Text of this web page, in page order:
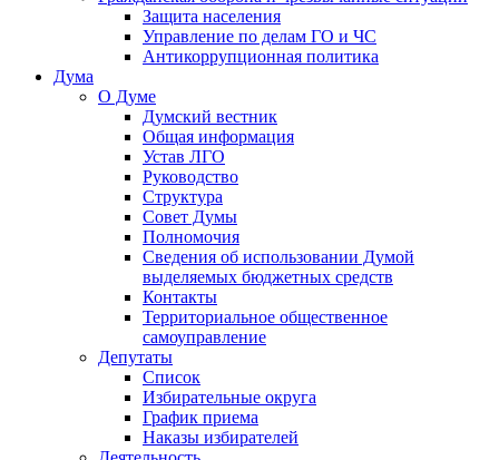
Защита населения
Управление по делам ГО и ЧС
Антикоррупционная политика
Дума
О Думе
Думский вестник
Общая информация
Устав ЛГО
Руководство
Структура
Совет Думы
Полномочия
Сведения об использовании Думой
выделяемых бюджетных средств
Контакты
Территориальное общественное
самоуправление
Депутаты
Список
Избирательные округа
График приема
Наказы избирателей